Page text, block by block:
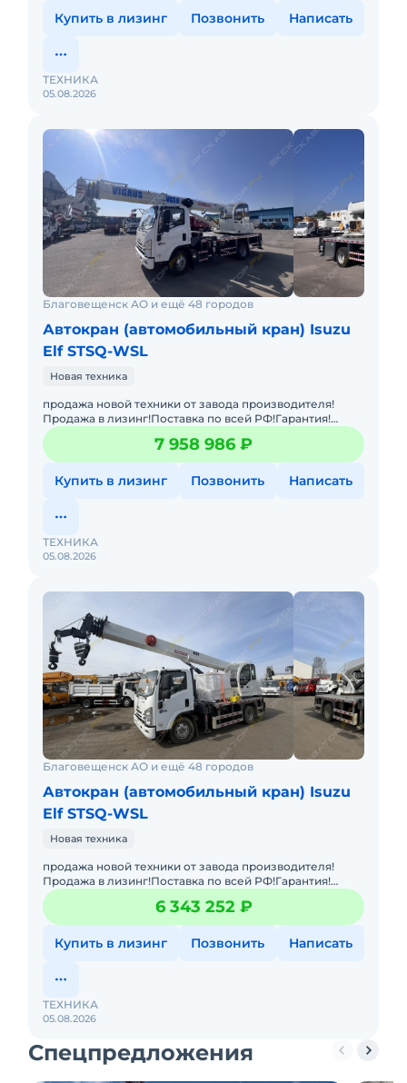
Купить в лизинг Позвонить Написать
05.08.2026
ТЕХНИКА
Благовещенск АО и ещё 48 городов
Автокран (автомобильный кран) Isuzu
Elf STSQ-WSL
Новая техника
продажа новой техники от завода производителя!
Продажа в лизинг!Поставка по всей РФ!Гарантия!
НОВЫЙ! Автокран на шасси ISUZU 4x2 с дизельным
двигателем 139 кВт 7 958 986 ₽
Купить в лизинг Позвонить Написать
05.08.2026
ТЕХНИКА
Благовещенск АО и ещё 48 городов
Автокран (автомобильный кран) Isuzu
Elf STSQ-WSL
Новая техника
продажа новой техники от завода производителя!
Продажа в лизинг!Поставка по всей РФ!Гарантия!
Автокран на шасси ISUZU с колёсной формулой 4x2 и
двигателем мощнос6 343 252 ₽
Купить в лизинг Позвонить Написать
05.08.2026
ТЕХНИКА
Спецпредложения